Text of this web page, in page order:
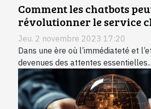
Comment les chatbots
révolutionner le service
Jeu. 2 novembre 2023 17:20
Dans une ère où l’immédiateté et
devenues des attentes essentielles...